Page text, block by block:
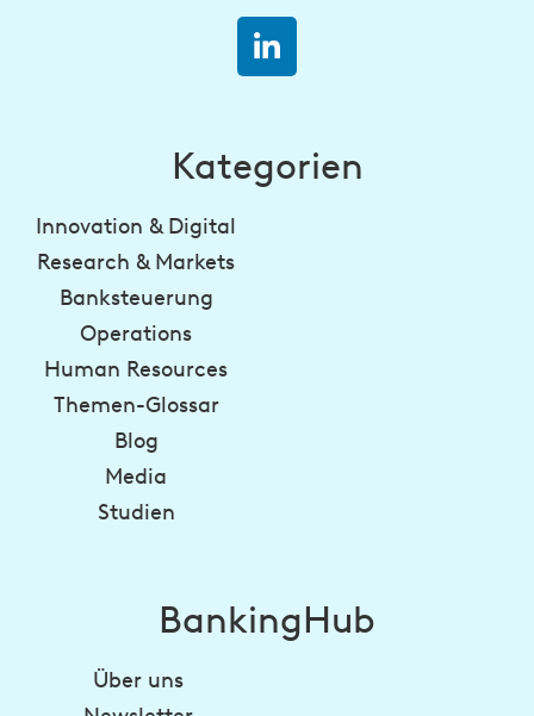
Kategorien
Innovation & Digital
Research & Markets
Banksteuerung
Operations
Human Resources
Themen-Glossar
Blog
Media
Studien
BankingHub
Über uns